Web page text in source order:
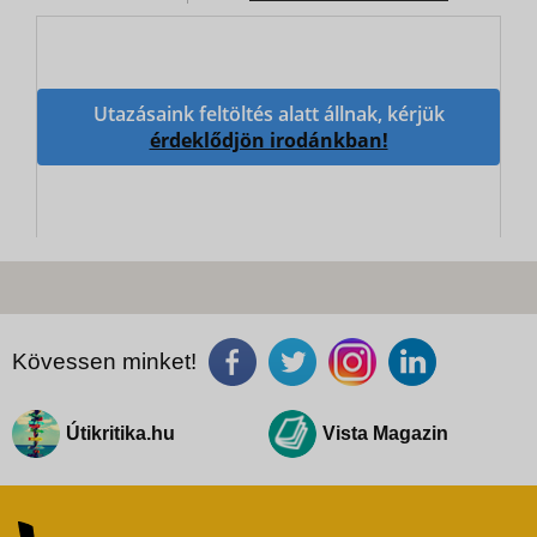
Utazásaink feltöltés alatt állnak, kérjük
érdeklődjön irodánkban!
Kövessen minket!
Útikritika.hu Vista Magazin